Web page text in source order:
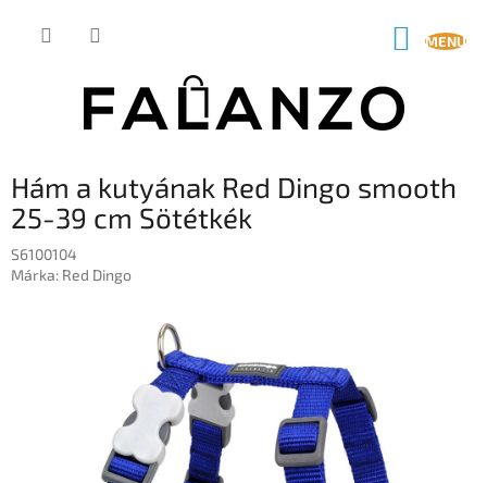
KOSÁR
Hám a kutyának Red Dingo smooth
25-39 cm Sötétkék
S6100104
Márka: Red Dingo